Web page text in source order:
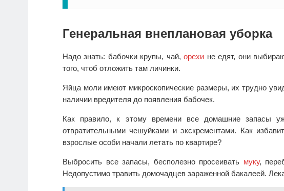
Генеральная внеплановая уборка
Надо знать: бабочки крупы, чай,орехи не едят, они
того, чтоб отложить там личинки.
Яйца моли имеют микроскопические размеры, их трудно
наличии вредителя до появления бабочек.
Как правило, к этому времени все домашние запасы
отвратительными чешуйками и экскрементами. Как
взрослые особи начали летать по квартире?
Выбросить все запасы, бесполезно просеивать муку,
Недопустимо травить домочадцев зараженной бакалеей.